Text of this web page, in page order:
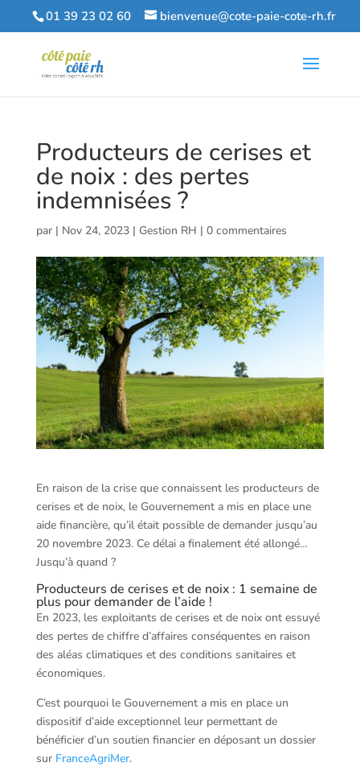
01 39 23 02 60 bienvenue@cote-paie-cote-rh.fr
Producteurs de cerises et
de noix : des pertes
indemnisées ?
par | Nov 24, 2023| Gestion RH | 0 commentaires
En raison de la crise que connaissent les producteurs de
cerises et de noix, le Gouvernement a mis en place une
aide financière, qu’il était possible de demander jusqu’au
20 novembre 2023. Ce délai a finalement été allongé…
Jusqu’à quand ?
Producteurs de cerises et de noix : 1 semaine de
plus pour demander de l’aide !
En 2023, les exploitants de cerises et de noix ont essuyé
des pertes de chiffre d’affaires conséquentes en raison
des aléas climatiques et des conditions sanitaires et
économiques.
C’est pourquoi le Gouvernement a mis en place un
dispositif d’aide exceptionnel leur permettant de
bénéficier d’un soutien financier en déposant un dossier
sur FranceAgriMer.